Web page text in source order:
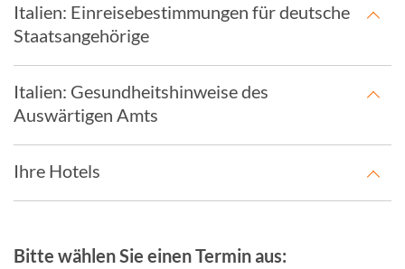
Italien: Einreisebestimmungen für deutsche
Staatsangehörige
Italien: Gesundheitshinweise des
Auswärtigen Amts
Ihre Hotels
Bitte wählen Sie einen Termin aus: